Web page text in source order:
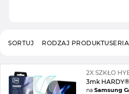
RODZAJ PRODUKTU
SORTUJ
2X SZKŁO
3mk
naSamsung